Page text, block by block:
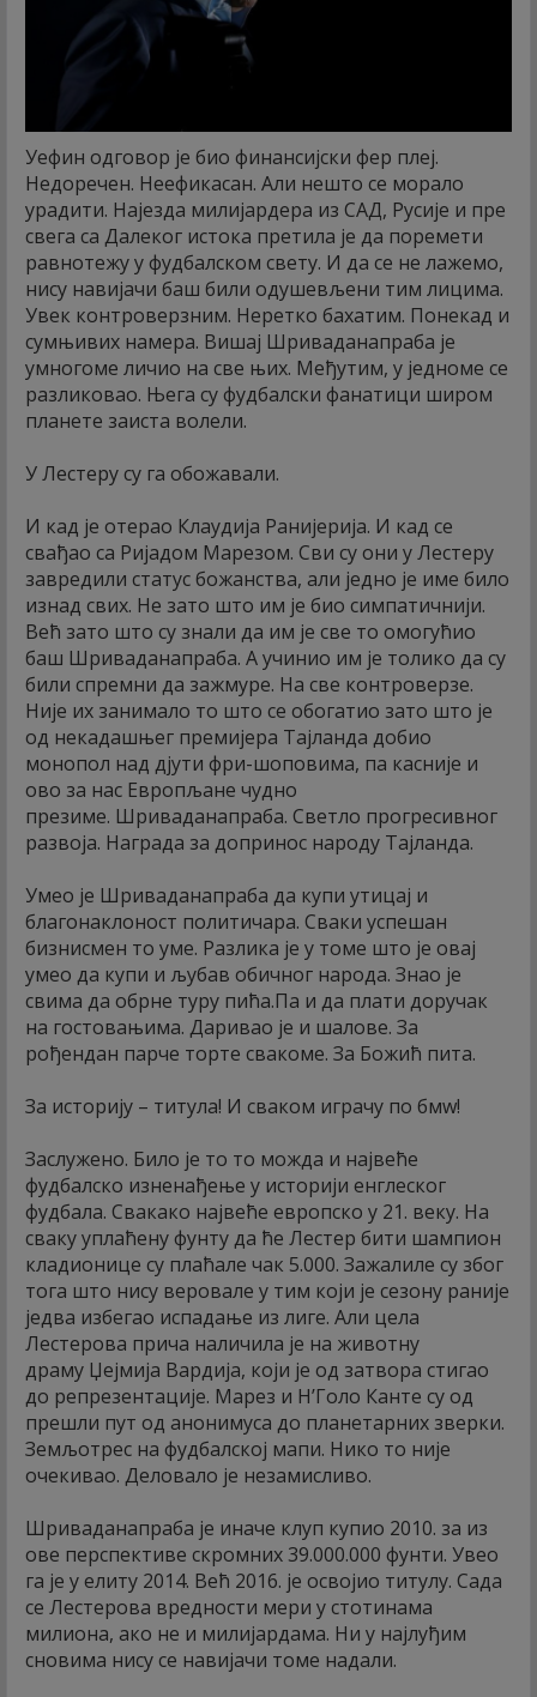
Уефин одговор је био финансијски фер плеј.
Недоречен. Неефикасан. Али нешто се морало
урадити. Најезда милијардера из САД, Русије и пре
свега са Далеког истока претила је да поремети
равнотежу у фудбалском свету. И да се не лажемо,
нису навијачи баш били одушевљени тим лицима.
Увек контроверзним. Неретко бахатим. Понекад и
сумњивих намера. Вишај Шриваданапраба је
умногоме личио на све њих. Међутим, у једноме се
разликовао. Њега су фудбалски фанатици широм
планете заиста волели.
У Лестеру су га обожавали.
И кад је отерао Клаудија Ранијерија. И кад се
свађао са Ријадом Марезом. Сви су они у Лестеру
завредили статус божанства, али једно је име било
изнад свих. Не зато што им је био симпатичнији.
Већ зато што су знали да им је све то омогућио
баш Шриваданапраба. А учинио им је толико да су
били спремни да зажмуре. На све контроверзе.
Није их занимало то што се обогатио зато што је
од некадашњег премијера Тајланда добио
монопол над дјути фри-шоповима, па касније и
ово за нас Европљане чудно
презиме. Шриваданапраба. Светло прогресивног
развоја. Награда за допринос народу Тајланда.
Умео је Шриваданапраба да купи утицај и
благонаклоност политичара. Сваки успешан
бизнисмен то уме. Разлика је у томе што је овај
умео да купи и љубав обичног народа. Знао је
свима да обрне туру пића.Па и да плати доручак
на гостовањима. Даривао је и шалове. За
рођендан парче торте свакоме. За Божић пита.
За историју – титула! И сваком играчу по бмw!
Заслужено. Било је то то можда и највеће
фудбалско изненађење у историји енглеског
фудбала. Свакако највеће европско у 21. веку. На
сваку уплаћену фунту да ће Лестер бити шампион
кладионице су плаћале чак 5.000. Зажалиле су због
тога што нису веровале у тим који је сезону раније
једва избегао испадање из лиге. Али цела
Лестерова прича наличила је на животну
драму Џејмија Вардија, који је од затвора стигао
до репрезентације. Марез и Н’Голо Канте су од
прешли пут од анонимуса до планетарних зверки.
Земљотрес на фудбалској мапи. Нико то није
очекивао. Деловало је незамисливо.
Шриваданапраба је иначе клуп купио 2010. за из
ове перспективе скромних 39.000.000 фунти. Увео
га је у елиту 2014. Већ 2016. је освојио титулу. Сада
се Лестерова вредности мери у стотинама
милиона, ако не и милијардама. Ни у најлуђим
сновима нису се навијачи томе надали.